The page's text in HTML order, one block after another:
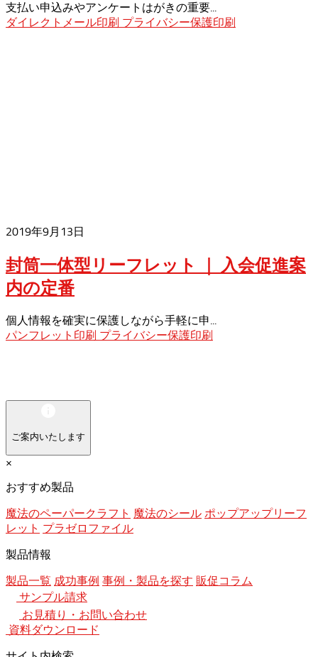
支払い申込みやアンケートはがきの重要...
ダイレクトメール印刷 プライバシー保護印刷
2019年9月13日
封筒一体型リーフレット ｜ 入会促進案
内の定番
個人情報を確実に保護しながら手軽に申...
パンフレット印刷 プライバシー保護印刷
ご案内いたします
×
おすすめ製品
魔法のペーパークラフト 魔法のシール ポップアップリーフ
レット プラゼロファイル
製品情報
製品一覧 成功事例 事例・製品を探す 販促コラム
サンプル請求
お見積り・お問い合わせ
資料ダウンロード